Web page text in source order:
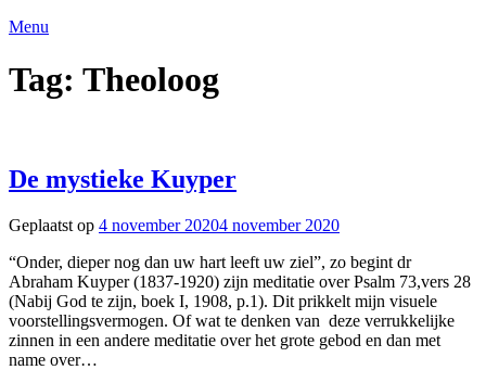
Menu
Tag: Theoloog
De mystieke Kuyper
Geplaatst op 4 november 20204 november 2020
van
Amstel
“Onder, dieper nog dan uw hart leeft uw ziel”, zo begint dr
Abraham Kuyper (1837-1920) zijn meditatie over Psalm 73,vers 28
(Nabij God te zijn, boek I, 1908, p.1). Dit prikkelt mijn visuele
voorstellingsvermogen. Of wat te denken van deze verrukkelijke
zinnen in een andere meditatie over het grote gebod en dan met
name over…